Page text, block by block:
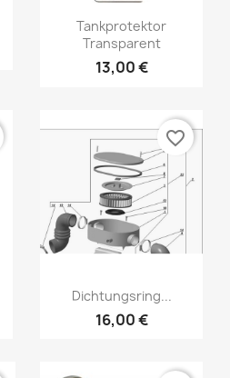
Tankprotektor
Transparent
13,00 €
Dichtungsring...
16,00 €
favorite_border